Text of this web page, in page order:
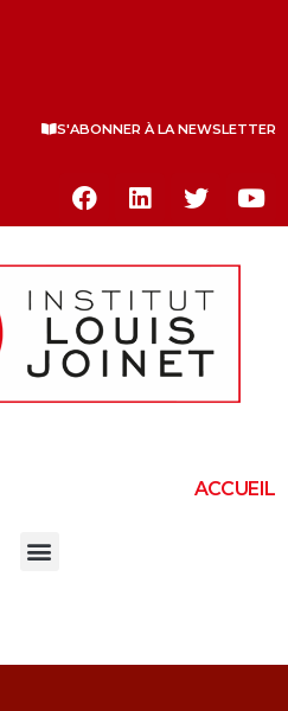
S'ABONNER À LA NEWSLETTER
ACCUEIL